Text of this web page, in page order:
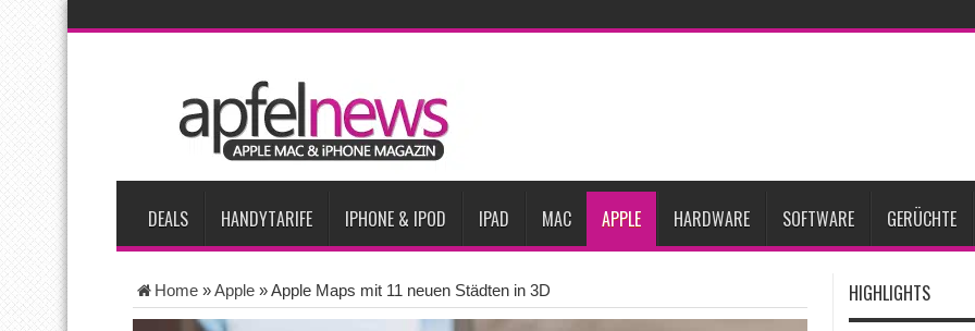
Bericht: iPad-Lieferungen im 2. Quartal 2026 um 7,5 Prozent gesunken
Vom iPad-Design zum eigenen T-Shirt: Checkliste für Apple-Kreative
Apple testet zwei neue Display-Panels für iPhone-Modelle 2027
Apples Smartbrille könnte das nächste große Gesundheits-Gadget werden Apple übernimmt Softwarefirma PlasmaSolve iPhone Air 2 für
DEALS HANDYTARIFE IPHONE & IPOD IPAD MAC APPLE HARDWARE SOFTWARE GERÜCHTE
Home »Apple »Apple Maps mit 11 neuen Städten in 3D HIGHLIGHTS